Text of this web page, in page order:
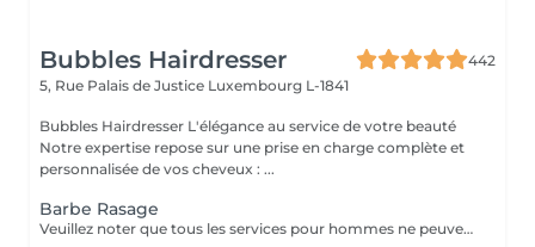
Bubbles Hairdresser
442
5, Rue Palais de Justice Luxembourg L-1841
Bubbles Hairdresser L'élégance au service de votre beauté
Notre expertise repose sur une prise en charge complète et
personnalisée de vos cheveux : ...
Barbe Rasage
Veuillez noter que tous les services pour hommes ne peuvent PAS être réservés en ligne. Merci d'appeler ou de passer pour réserver ces derniers. Quiconque ne respecte pas cela et réserve un service pour femme à la place ou utilise le compte d'une femme pour bloquer du temps pour le service d'un homme sera bloqué de toutes les réservations futures.